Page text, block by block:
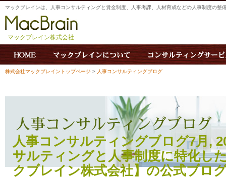
マックブレインは、人事コンサルティングと賃金制度、人事考課、人材育成などの人事制度の整
マックブレイン株式会社
株式会社マックブレイントップページ > 人事コンサルティングブログ
人事コンサルティングブログ7月,
サルティングと人事制度に特化し
クブレイン株式会社】の公式ブロ